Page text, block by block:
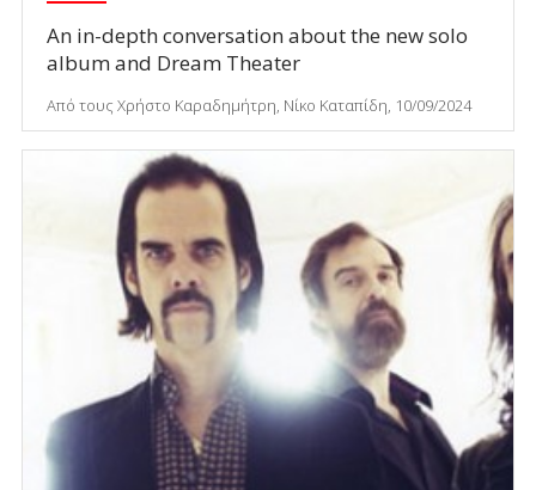
An in-depth conversation about the new solo
album and Dream Theater
Από τους Χρήστο Καραδημήτρη, Νίκο Καταπίδη, 10/09/2024